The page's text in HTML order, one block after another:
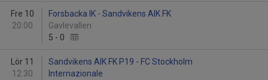
Fre 10
20:00
Forsbacka IK - Sandvikens AIK FK
Gavlevallen
5 - 0
Lör 11
12:30
Sandvikens AIK FK P19 - FC Stockholm
Internazionale